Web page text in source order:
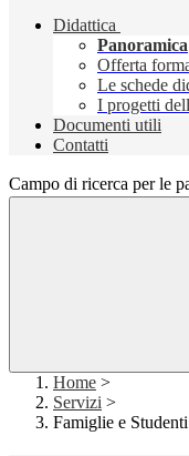
Didattica
Panoramica
Offerta
Le schede
I progetti
Documenti utili
Contatti
Campo di ricerca per le
Home >
Servizi >
Famiglie e Studenti